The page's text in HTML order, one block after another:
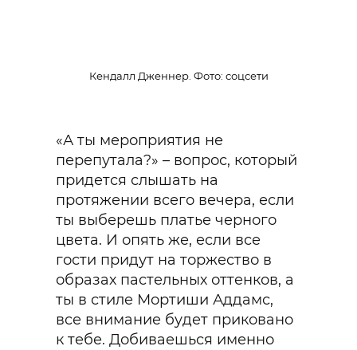
Кендалл Дженнер. Фото: соцсети
«А ты мероприятия не
перепутала?» – вопрос, который
придется слышать на
протяжении всего вечера, если
ты выберешь платье черного
цвета. И опять же, если все
гости придут на торжество в
образах пастельных оттенков, а
ты в стиле Мортиши Аддамс,
все внимание будет приковано
к тебе. Добиваешься именно